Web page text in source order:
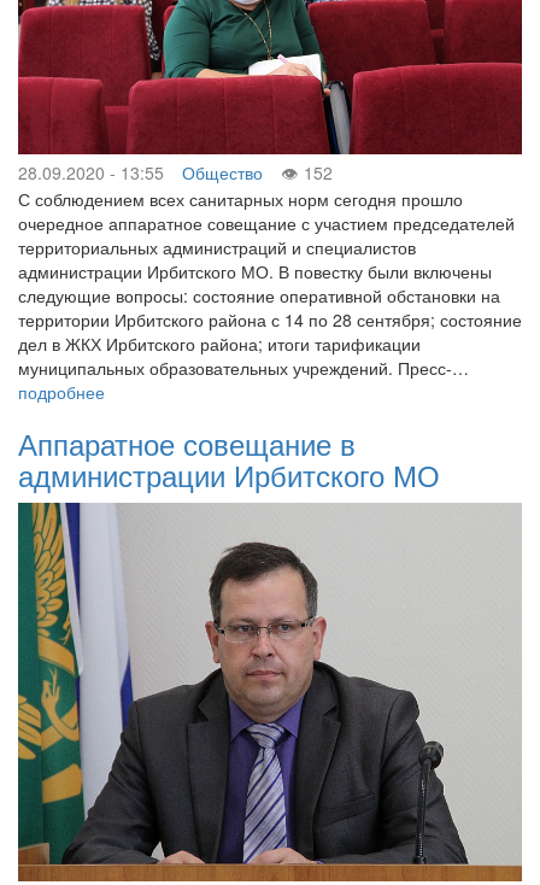
28.09.2020 - 13:55 Общество
152
С соблюдением всех санитарных норм сегодня прошло
очередное аппаратное совещание с участием председателей
территориальных администраций и специалистов
администрации Ирбитского МО. В повестку были включены
следующие вопросы: состояние оперативной обстановки на
территории Ирбитского района с 14 по 28 сентября; состояние
дел в ЖКХ Ирбитского района; итоги тарификации
муниципальных образовательных учреждений. Пресс-…
подробнее
Аппаратное совещание в
администрации Ирбитского МО